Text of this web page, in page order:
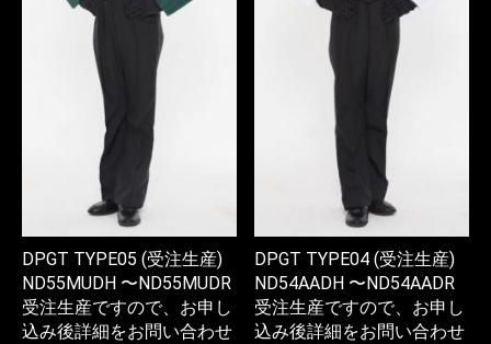
DPGT TYPE05 (受注生産)
ND55MUDH 〜ND55MUDR
受注生産ですので、お申し
込み後詳細をお問い合わせ
DPGT TYPE04 (受注生産)
ND54AADH 〜ND54AADR
受注生産ですので、お申し
込み後詳細をお問い合わせ